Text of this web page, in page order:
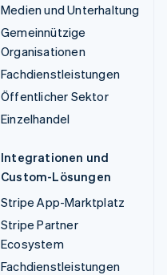
Medien und Unterhaltung
Gemeinnützige
Organisationen
Fachdienstleistungen
Öffentlicher Sektor
Einzelhandel
Integrationen und
Custom-Lösungen
Stripe App-Marktplatz
Stripe Partner
Ecosystem
Fachdienstleistungen